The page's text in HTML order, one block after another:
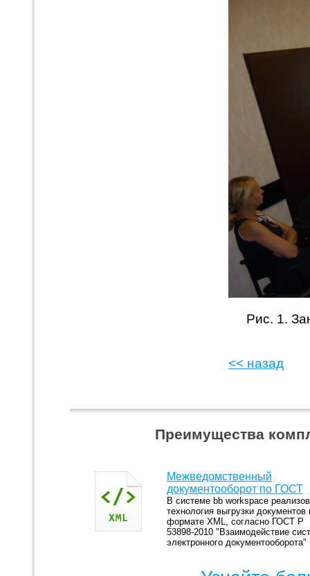
Рис. 1.
<< назад
Преимущества
Межведомственный
документооборот по ГОСТ
В системе bb workspace
технология выгрузки документов
формате XML, согласно ГОСТ Р
53898-2010 "Взаимодействие
электронного документооборота"